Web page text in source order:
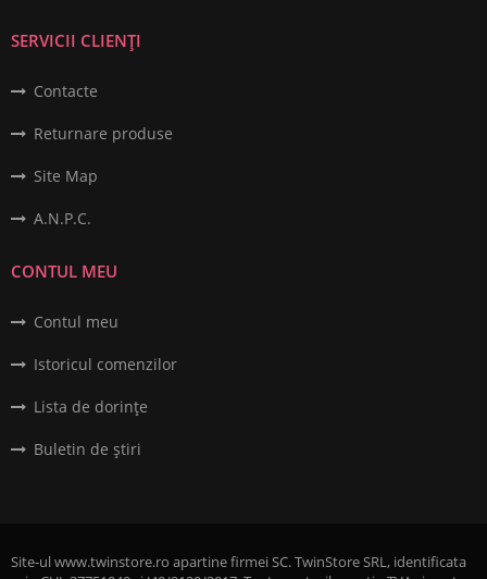
SERVICII CLIENȚI
Contacte
Returnare produse
Site Map
A.N.P.C.
CONTUL MEU
Contul meu
Istoricul comenzilor
Lista de dorințe
Buletin de știri
Site-ul www.twinstore.ro apartine firmei SC. TwinStore SRL, identificata